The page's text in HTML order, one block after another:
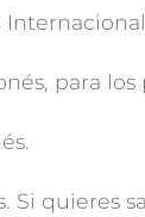
para
Si quieres